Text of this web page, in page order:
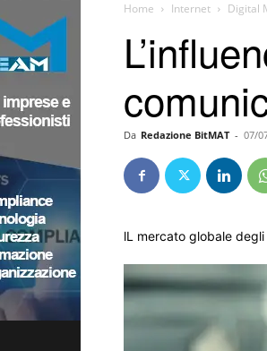
Home Internet Digital
Da Redazione BitMAT - 07/
lL mercato globale